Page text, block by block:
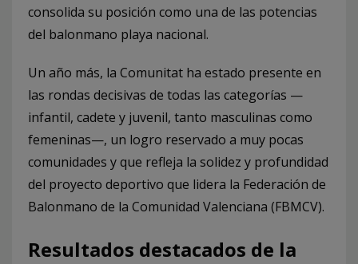
consolida su posición como una de las potencias
del balonmano playa nacional.
Un año más, la Comunitat ha estado presente en
las rondas decisivas de todas las categorías —
infantil, cadete y juvenil, tanto masculinas como
femeninas—, un logro reservado a muy pocas
comunidades y que refleja la solidez y profundidad
del proyecto deportivo que lidera la Federación de
Balonmano de la Comunidad Valenciana (FBMCV).
Resultados destacados de la